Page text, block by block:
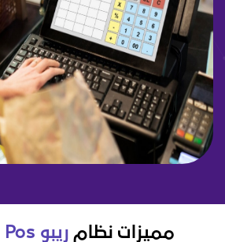
مميزات نظام ريبو Pos